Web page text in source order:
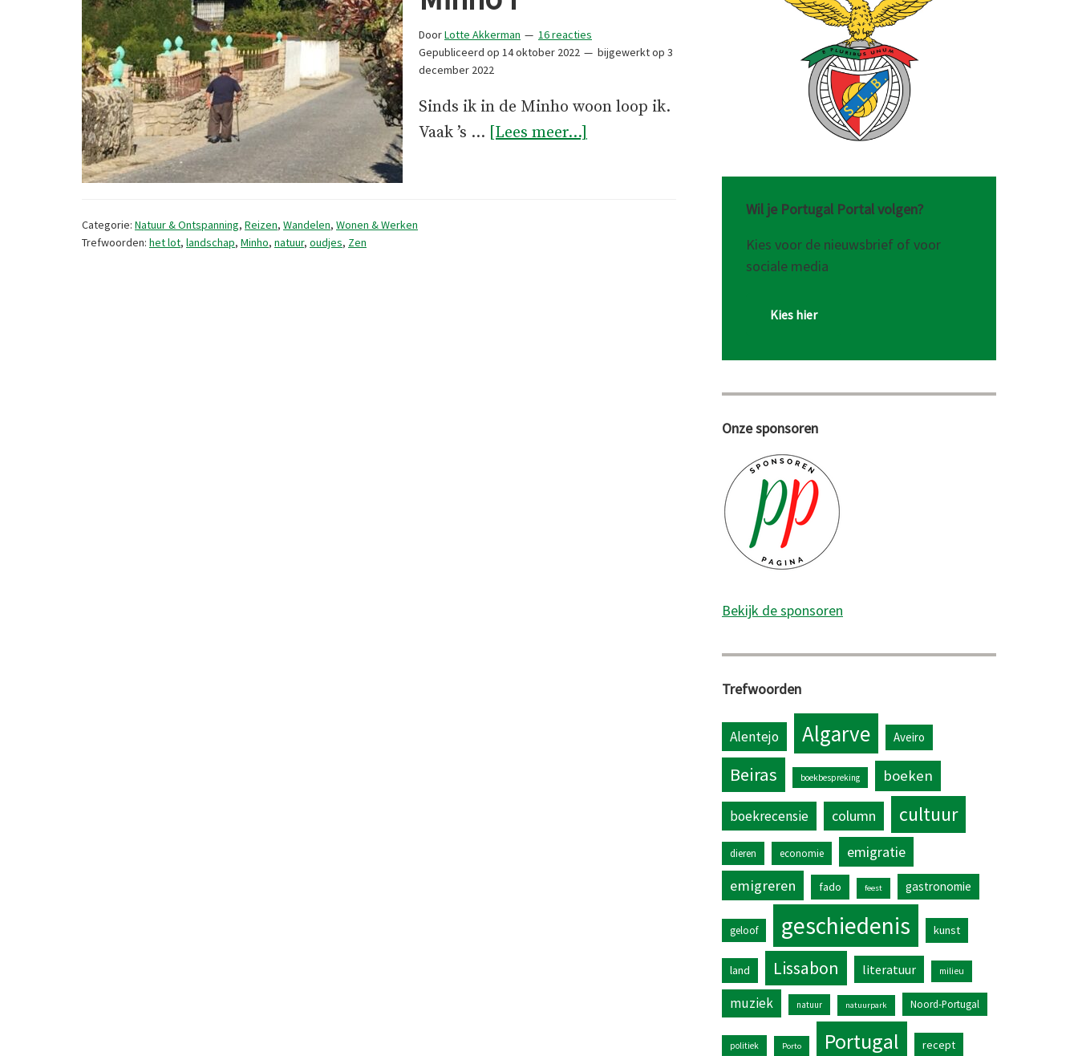
DoorLotte Akkerman
16 reacties
Gepubliceerd op 14 oktober 2022 bijgewerkt op 3
december 2022
Sinds ik in de Minho woon loop ik.
Vaak ’s … [Lees meer...]
Categorie: Natuur & Ontspanning, Reizen, Wandelen, Wonen & Werken
Trefwoorden: het lot, landschap, Minho, natuur, oudjes, Zen
Wil je Portugal Portal volgen?
Kies voor de nieuwsbrief of voor
sociale media
Kies hier
Onze sponsoren
Bekijk de sponsoren
Trefwoorden
Alentejo Algarve Aveiro
Beiras boekbespreking boeken
boekrecensie column cultuur
dieren economie
emigratie
emigreren
fado feest gastronomie
geloof geschiedenis kunst
land Lissabon literatuur milieu
muziek natuur natuurpark Noord-Portugal
politiek Porto Portugal recept